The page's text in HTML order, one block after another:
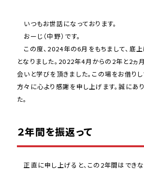
いつもお世話になっております。
おーじ（中野）です。
この度、2024年の6月をもちまして、底
となりました。2022年4月からの2年と2ヵ
会いと学びを頂きました。この場をお借り
方々に心より感謝を申し上げます。誠にあ
た。
２年間を振返って
正直に申し上げると、この2年間はでき